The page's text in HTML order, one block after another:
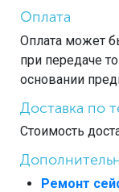
Оплата
Оплата может
при передаче
основании
Доставка по
Стоимость
Ремонт